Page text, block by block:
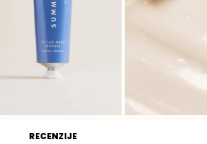
RECENZIJE